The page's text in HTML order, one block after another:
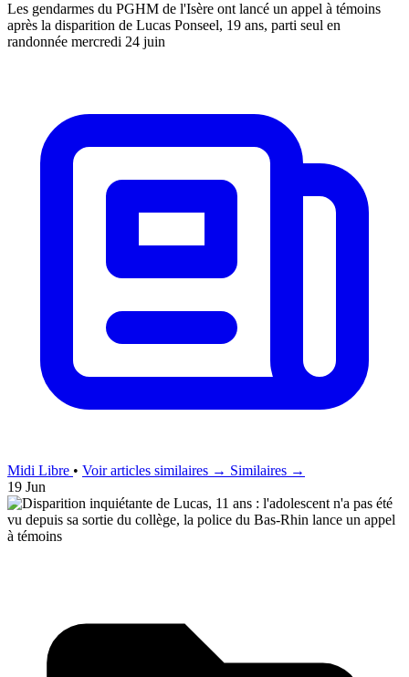
Les gendarmes du PGHM de l'Isère ont lancé un appel à témoins
après la disparition de Lucas Ponseel, 19 ans, parti seul en
randonnée mercredi 24 juin
Midi Libre • Voir articles similaires → Similaires →
19 Jun